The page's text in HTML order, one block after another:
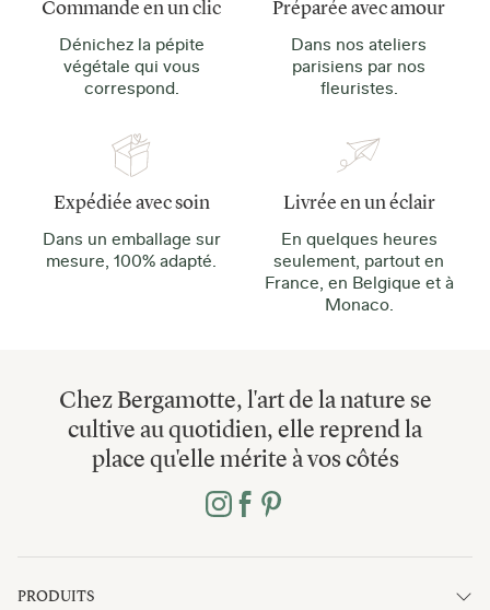
Commande en un clic
Dénichez la pépite
végétale qui vous
correspond.
Préparée avec amour
Dans nos ateliers
parisiens par nos
fleuristes.
Expédiée avec soin
Dans un emballage sur
mesure, 100% adapté.
Livrée en un éclair
En quelques heures
seulement, partout en
France, en Belgique et à
Monaco.
Chez Bergamotte, l'art de la nature se
cultive au quotidien, elle reprend la
place qu'elle mérite à vos côtés
PRODUITS